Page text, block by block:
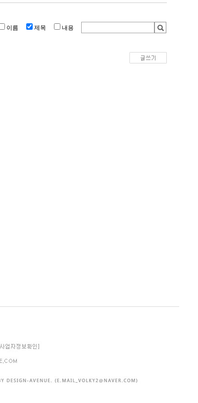
이름 제목 내용